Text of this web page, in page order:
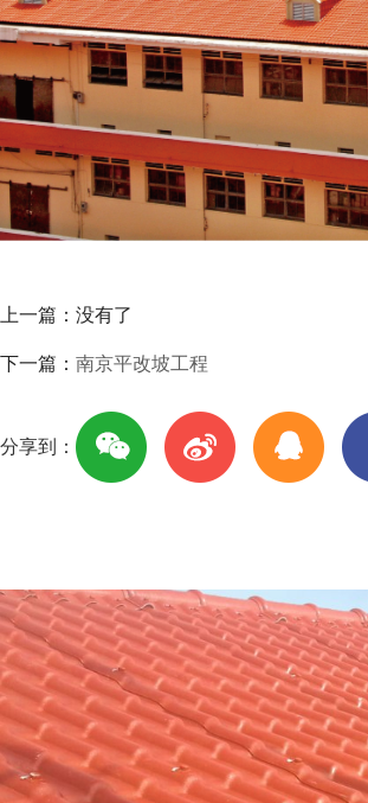
上一篇：没有了
下一篇： 南京平改坡工程
分享到：